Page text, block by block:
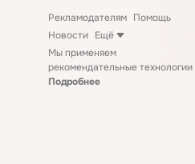
Рекламодателям Помощь
Новости Ещё
Мы применяем
рекомендательные технологии
Подробнее